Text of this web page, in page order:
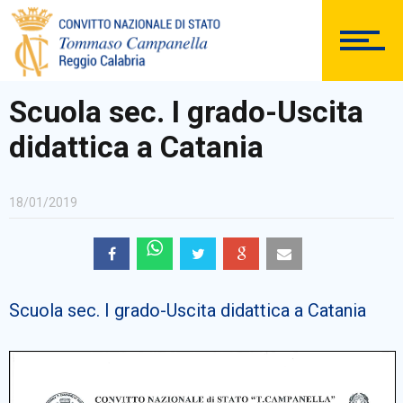
DOCUMENTAZIONE
Comunicazioni Esterne
Scuola sec. I grado-Uscita
didattica a Catania
18/01/2019
Scuola sec. I grado-Uscita didattica a Catania